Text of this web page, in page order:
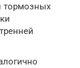
тормозных